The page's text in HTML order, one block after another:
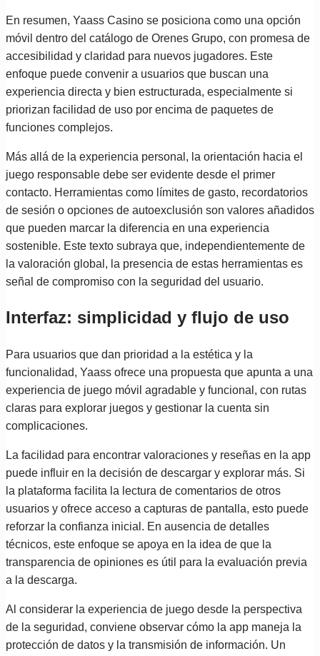
En resumen, Yaass Casino se posiciona como una opción
móvil dentro del catálogo de Orenes Grupo, con promesa de
accesibilidad y claridad para nuevos jugadores. Este
enfoque puede convenir a usuarios que buscan una
experiencia directa y bien estructurada, especialmente si
priorizan facilidad de uso por encima de paquetes de
funciones complejos.
Más allá de la experiencia personal, la orientación hacia el
juego responsable debe ser evidente desde el primer
contacto. Herramientas como límites de gasto, recordatorios
de sesión o opciones de autoexclusión son valores añadidos
que pueden marcar la diferencia en una experiencia
sostenible. Este texto subraya que, independientemente de
la valoración global, la presencia de estas herramientas es
señal de compromiso con la seguridad del usuario.
Interfaz: simplicidad y flujo de uso
Para usuarios que dan prioridad a la estética y la
funcionalidad, Yaass ofrece una propuesta que apunta a una
experiencia de juego móvil agradable y funcional, con rutas
claras para explorar juegos y gestionar la cuenta sin
complicaciones.
La facilidad para encontrar valoraciones y reseñas en la app
puede influir en la decisión de descargar y explorar más. Si
la plataforma facilita la lectura de comentarios de otros
usuarios y ofrece acceso a capturas de pantalla, esto puede
reforzar la confianza inicial. En ausencia de detalles
técnicos, este enfoque se apoya en la idea de que la
transparencia de opiniones es útil para la evaluación previa
a la descarga.
Al considerar la experiencia de juego desde la perspectiva
de la seguridad, conviene observar cómo la app maneja la
protección de datos y la transmisión de información. Un